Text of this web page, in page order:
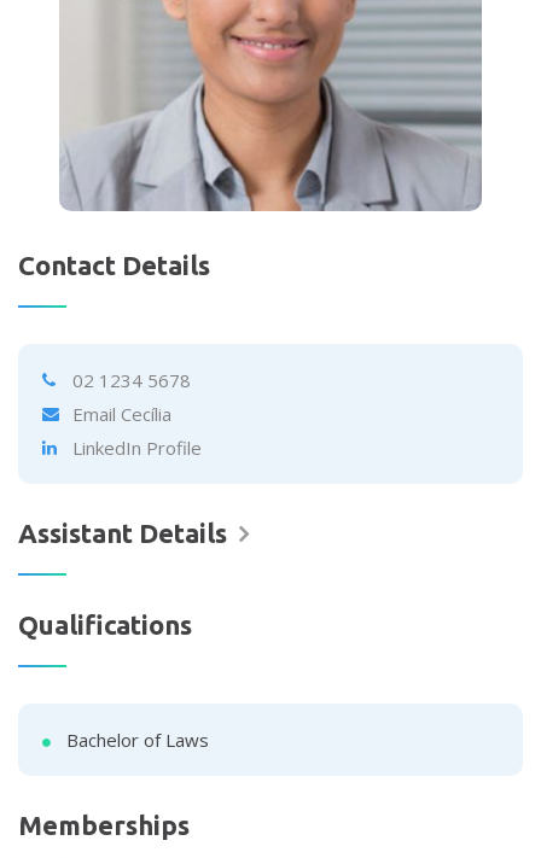
Contact Details
02 1234 5678
Email Cecília
LinkedIn Profile
Assistant Details
Qualifications
Bachelor of Laws
Memberships